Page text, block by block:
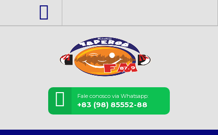
Fale conosco via Whatsapp:
+83 (98) 85552-88